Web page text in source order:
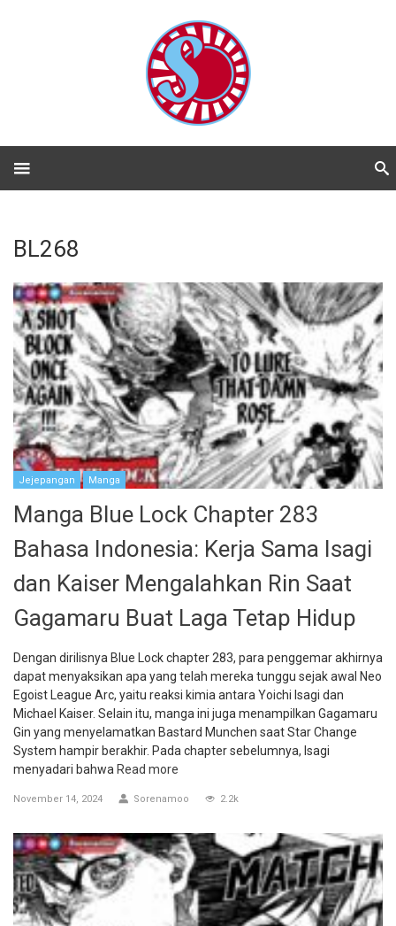
BL268
Jejepangan Manga
Manga Blue Lock Chapter 283
Bahasa Indonesia: Kerja Sama Isagi
dan Kaiser Mengalahkan Rin Saat
Gagamaru Buat Laga Tetap Hidup
Dengan dirilisnya Blue Lock chapter 283, para penggemar akhirnya
dapat menyaksikan apa yang telah mereka tunggu sejak awal Neo
Egoist League Arc, yaitu reaksi kimia antara Yoichi Isagi dan
Michael Kaiser. Selain itu, manga ini juga menampilkan Gagamaru
Gin yang menyelamatkan Bastard Munchen saat Star Change
System hampir berakhir. Pada chapter sebelumnya, Isagi
menyadari bahwa Read more
November 14, 2024 Sorenamoo 2.2k